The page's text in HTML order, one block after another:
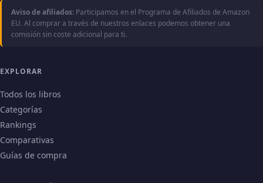
Aviso de afiliados: Participamos en el Programa de Afiliados de Amazon
EU. Al comprar a través de nuestros enlaces podemos obtener una
comisión sin coste adicional para ti.
EXPLORAR
Todos los libros
Categorías
Rankings
Comparativas
Guías de compra